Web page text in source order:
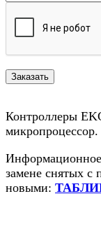
Контроллеры
микропроцессор.
замене снятых с
новыми: